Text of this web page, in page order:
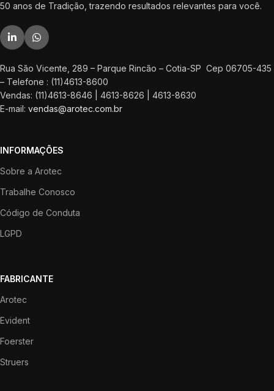
50 anos de Tradição, trazendo resultados relevantes para você.
Rua São Vicente, 289 – Parque Rincão – Cotia-SP Cep 06705-435
– Telefone : (11)4613-8600
Vendas: (11)4613-8646 | 4613-8626 | 4613-8630
E-mail: vendas@arotec.com.br
INFORMAÇÕES
Sobre a Arotec
Trabalhe Conosco
Código de Conduta
LGPD
FABRICANTE
Arotec
Evident
Foerster
Struers